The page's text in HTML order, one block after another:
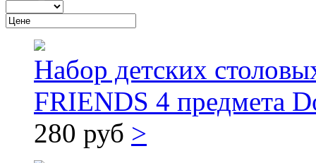
Набор детских
FRIENDS 4 предмета
280 руб >